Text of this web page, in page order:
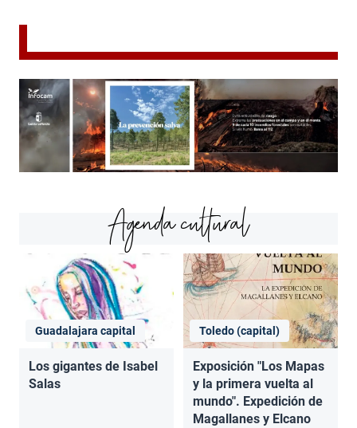
Agenda cultural
Guadalajara capital
Los gigantes de Isabel
Salas
Toledo (capital)
Exposición "Los Mapas
y la primera vuelta al
mundo". Expedición de
Magallanes y Elcano